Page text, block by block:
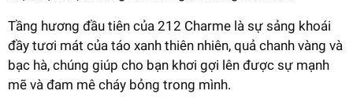
Tầng hương đầu tiên của 212 Charme là sự sảng khoái
đầy tươi mát của táo xanh thiên nhiên, quả chanh vàng và
bạc hà, chúng giúp cho bạn khơi gợi lên được sự mạnh
mẽ và đam mê cháy bỏng trong mình.